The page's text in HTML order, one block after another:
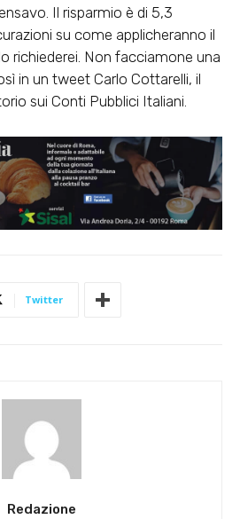
Il risparmio è di 5,3
su come applicheranno il
richiederei. Non facciamone una
in un tweet Carlo Cottarelli, il
sui Conti Pubblici Italiani.
Twitter
Redazione